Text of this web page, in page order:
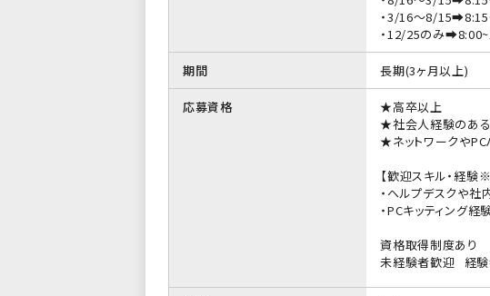
・3/16～8/
・12/25のみ
期間 長期(3ヶ月以上)
応募資格
★高卒以上
★社会人経験のあ
★ネットワークやPC
【歓迎スキル・経験
・ヘルプデスクや社
・PCキッティング経
資格取得制度あり
未経験者歓迎
経